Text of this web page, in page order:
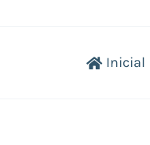
Inicial